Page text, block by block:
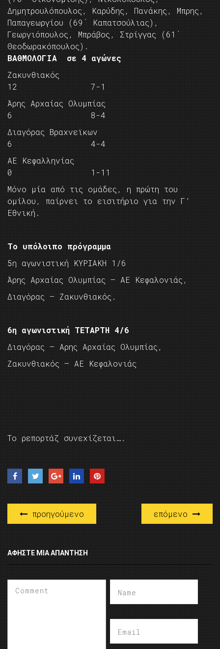
Δημητρουλόπουλος, Καρύδης, Πανάκης, Μπρης,
Παπαγεωργίου (69΄ Καπατσούλιας),
Γεωργιόπουλος, Μπράβος, Στρίγγας (61΄
Θεοδωρακόπουλος).
ΒΑΘΜΟΛΟΓΙΑ σε 4 αγώνες
Ζακυνθιακός
12 7-1
Άρης Αρχαίας Ολυμπίας
6 8-4
Διαγόρας Βραχνεϊκων
6 4-4
ΑΕ Κεφαλληνίας
0 1-11
Μόνο μία από τις ομάδες, η πρώτη του
ομίλου, παίρνει το εισιτήριο για την Γ’
Εθνική.
Το υπόλοιπο πρόγραμμα
5η αγωνιστική ΚΥΡΙΑΚΗ 1/6
Άρης Αρχαίας Ολυμπίας – ΑΕ Κεφαλονιάς,
Διαγόρας – Ζακυνθιακός.
6η αγωνιστική ΤΕΤΑΡΤΗ 4/6
Διαγόρας – Αρης Αρχαίας Ολυμπίας,
Ζακυνθιακός – ΑΕ Κεφαλονιάς
Το ρεπορτάζ συνεχίζεται….
προηγούμενο επόμενο
ΑΦΉΣΤΕ ΜΙΑ ΑΠΆΝΤΗΣΗ